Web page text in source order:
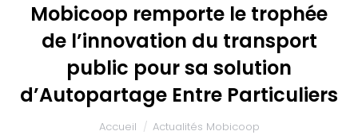
Mobicoop remporte le trophée
de l’innovation du transport
public pour sa solution
d’Autopartage Entre Particuliers
Accueil
Actualités Mobicoop